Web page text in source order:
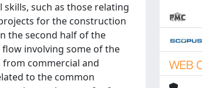
such as those relating
for the construction
the second half of the
flow involving some of the
commercial and
to the common